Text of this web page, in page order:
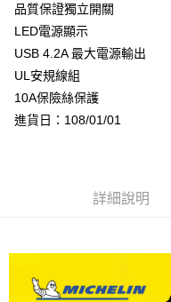
ATM付款
運送方式
全家取貨付款
每筆NT$60，滿NT$699(含
線上付款後7-11取貨
每筆NT$60，滿NT$699(含
品質保證獨立開關
LED電源顯示
USB 4.2A 最大電源輸出
UL安規線組
10A保險絲保護
進貨日：108/01/01
詳細說明